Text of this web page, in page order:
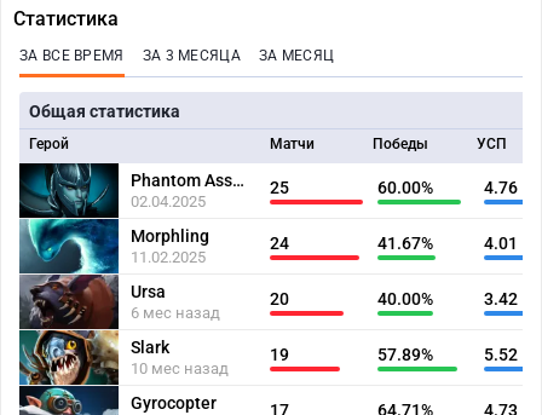
Статистика
ЗА ВСЕ ВРЕМЯ ЗА 3 МЕСЯЦА ЗА МЕСЯЦ
Общая статистика
Герой Матчи Победы УСП
Phantom Assassin
02.04.2025
25 60.00% 4.76
Morphling
11.02.2025
24 41.67% 4.01
Ursa
6 мес назад
20 40.00% 3.42
Slark
10 мес назад
19 57.89% 5.52
Gyrocopter 17 64.71% 4.73